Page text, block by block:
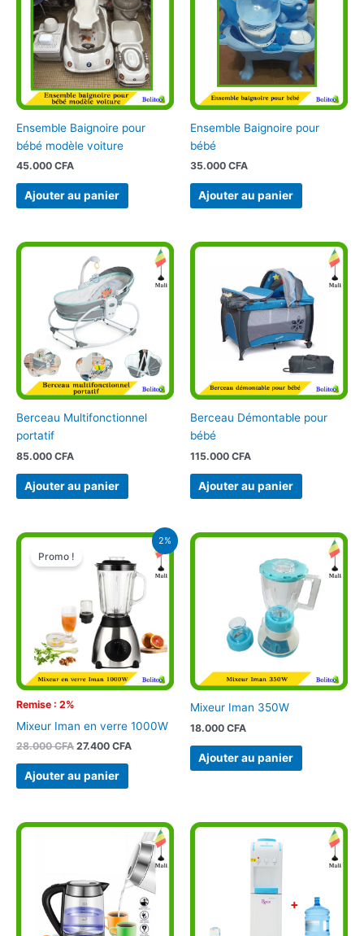
Ensemble Baignoire pour
bébé modèle voiture
45.000 CFA
Ajouter au panier
Ensemble Baignoire pour
bébé
35.000 CFA
Ajouter au panier
Berceau Multifonctionnel
portatif
85.000 CFA
Ajouter au panier
Berceau Démontable pour
bébé
115.000 CFA
Ajouter au panier
2%
Remise : 2%
Promo !
Mixeur Iman en verre 1000W
28.000CFA
Le
initial
était :
28.000 CFA.
27.400 CFA
Le
actuel
est :
27.400 CFA.
Ajouter au panier
Mixeur Iman 350W
18.000 CFA
Ajouter au panier